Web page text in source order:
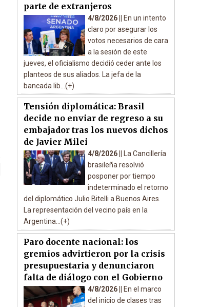
parte de extranjeros
4/8/2026 ||
En un intento
claro por asegurar los
votos necesarios de cara
a la sesión de este
jueves, el oficialismo decidió ceder ante los
planteos de sus aliados. La jefa de la
bancada lib...(+)
Tensión diplomática: Brasil
decide no enviar de regreso a su
embajador tras los nuevos dichos
de Javier Milei
4/8/2026 ||
La Cancillería
brasileña resolvió
posponer por tiempo
indeterminado el retorno
del diplomático Julio Bitelli a Buenos Aires.
La representación del vecino país en la
Argentina...(+)
Paro docente nacional: los
gremios advirtieron por la crisis
presupuestaria y denunciaron
falta de diálogo con el Gobierno
4/8/2026 ||
En el marco
del inicio de clases tras